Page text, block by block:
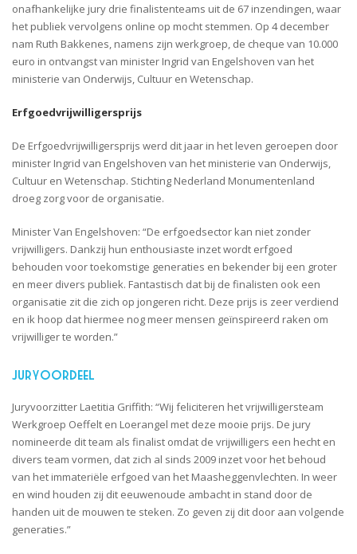
onafhankelijke jury drie finalistenteams uit de 67 inzendingen, waar
het publiek vervolgens online op mocht stemmen. Op 4 december
nam Ruth Bakkenes, namens zijn werkgroep, de cheque van 10.000
euro in ontvangst van minister Ingrid van Engelshoven van het
ministerie van Onderwijs, Cultuur en Wetenschap.
Erfgoedvrijwilligersprijs
De Erfgoedvrijwilligersprijs werd dit jaar in het leven geroepen door
minister Ingrid van Engelshoven van het ministerie van Onderwijs,
Cultuur en Wetenschap. Stichting Nederland Monumentenland
droeg zorg voor de organisatie.
Minister Van Engelshoven: “De erfgoedsector kan niet zonder
vrijwilligers. Dankzij hun enthousiaste inzet wordt erfgoed
behouden voor toekomstige generaties en bekender bij een groter
en meer divers publiek. Fantastisch dat bij de finalisten ook een
organisatie zit die zich op jongeren richt. Deze prijs is zeer verdiend
en ik hoop dat hiermee nog meer mensen geïnspireerd raken om
vrijwilliger te worden.”
Juryoordeel
Juryvoorzitter Laetitia Griffith: “Wij feliciteren het vrijwilligersteam
Werkgroep Oeffelt en Loerangel met deze mooie prijs. De jury
nomineerde dit team als finalist omdat de vrijwilligers een hecht en
divers team vormen, dat zich al sinds 2009 inzet voor het behoud
van het immateriële erfgoed van het Maasheggenvlechten. In weer
en wind houden zij dit eeuwenoude ambacht in stand door de
handen uit de mouwen te steken. Zo geven zij dit door aan volgende
generaties.”